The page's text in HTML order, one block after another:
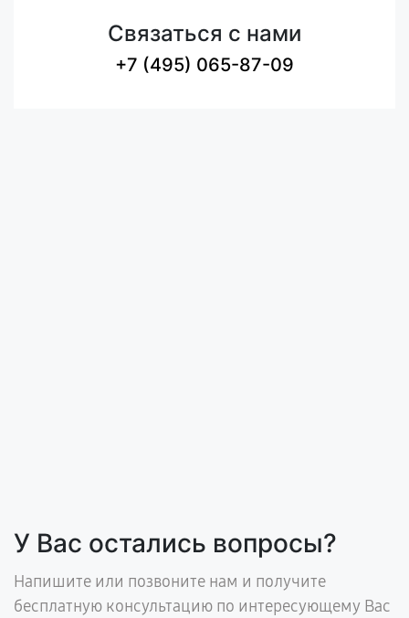
Связаться с нами
+7 (495) 065-87-09
У Вас остались вопросы?
Напишите или позвоните нам и получите
бесплатную консультацию по интересующему Вас